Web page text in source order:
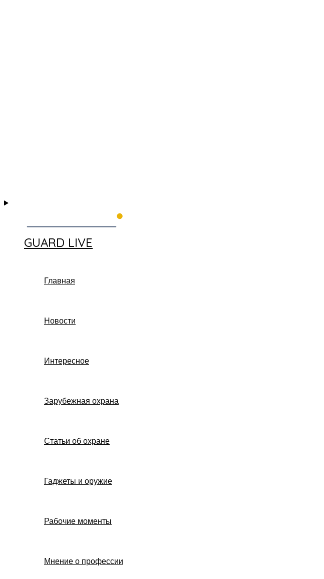
GUARD LIVE
Главная
Новости
Интересное
Зарубежная охрана
Статьи об охране
Гаджеты и оружие
Рабочие моменты
Мнение о профессии